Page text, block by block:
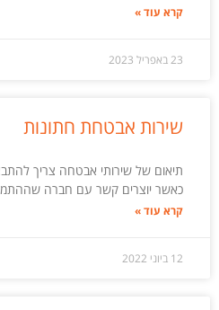
קרא עוד »
23 באפריל 2023
שירות אבטחת חתונות
תיאום של שירותי אבטחה צריך
כאשר יוצרים קשר עם חברה
קרא עוד »
12 ביוני 2022